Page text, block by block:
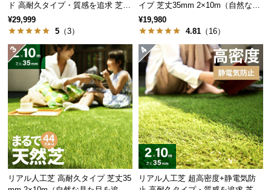
商
品
の
配
送
つ
い
て
開
梱
設
ド 高耐久タイプ・質感を追求 芝丈
35mm 2×10m
¥29,999
5 （3）
イプ 芝丈35mm 2×10m（自然な見
た目追求・U字ピン付）
¥19,980
4.81 （16）
リアル人工芝 高耐久タイプ 芝丈35
リアル人工芝 超高密度+静電気防